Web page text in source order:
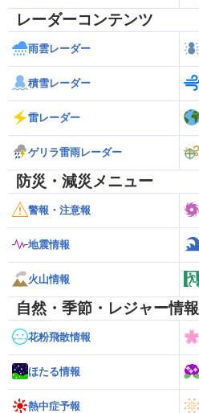
レーダーコンテンツ
雨雲レーダー
積雪レーダー
雷レーダー
ゲリラ雷雨レーダー
防災・減災メニュー
警報・注意報
地震情報
火山情報
自然・季節・レジャー情報
花粉飛散情報
ほたる情報
熱中症予報